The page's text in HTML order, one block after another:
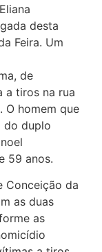
desta
Feira. Um
de
a tiros na rua
O homem que
do duplo
59 anos.
Conceição da
as duas
as